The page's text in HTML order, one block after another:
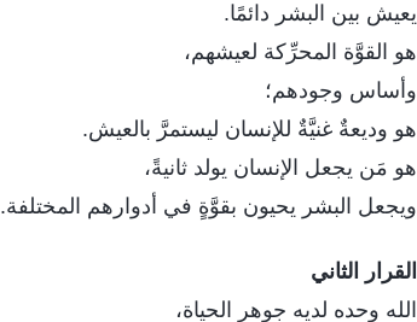
يعيش بين البشر دائمًا.
هو القوَّة المحرِّكة لعيشهم،
وأساس وجودهم؛
هو وديعةٌ غنيَّةٌ للإنسان ليستمرَّ بالعيش.
هو مَن يجعل الإنسان يولد ثانيةً،
ويجعل البشر يحيون بقوَّةٍ في أدوارهم المختلفة.
القرار الثاني‎
الله وحده لديه جوهر الحياة،